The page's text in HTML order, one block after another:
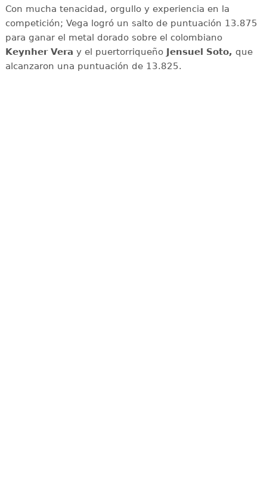
Con mucha tenacidad, orgullo y experiencia en la
competición; Vega logró un salto de puntuación 13.875
para ganar el metal dorado sobre el colombiano
Keynher Vera y el puertorriqueño Jensuel Soto, que
alcanzaron una puntuación de 13.825.